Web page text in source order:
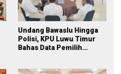
Undang Bawaslu Hingga
Polisi, KPU Luwu Timur
Bahas Data Pemilih